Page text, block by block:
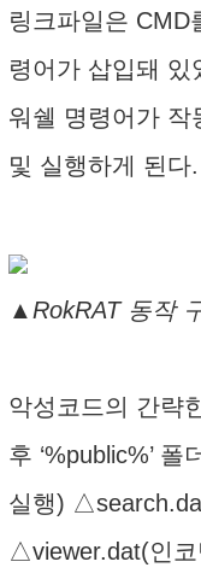
링크파일은 CMD
령어가 삽입돼
워쉘 명령어가 작
및 실행하게 된다.
▲RokRAT 동작
악성코드의 간략
후 ‘%public%’
실행)
△viewer.dat(인